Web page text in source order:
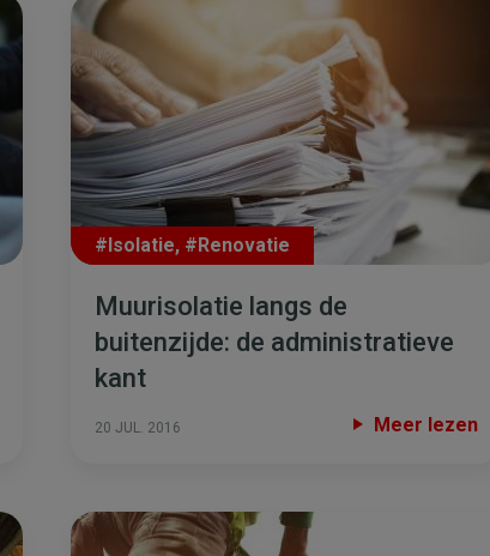
#Isolatie, #Renovatie
Muurisolatie langs de
buitenzijde: de administratieve
kant
20 JUL. 2016 Meer lezen